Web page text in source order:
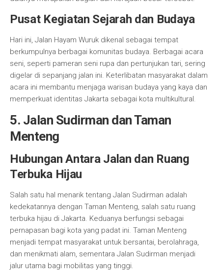
Pusat Kegiatan Sejarah dan Budaya
Hari ini, Jalan Hayam Wuruk dikenal sebagai tempat
berkumpulnya berbagai komunitas budaya. Berbagai acara
seni, seperti pameran seni rupa dan pertunjukan tari, sering
digelar di sepanjang jalan ini. Keterlibatan masyarakat dalam
acara ini membantu menjaga warisan budaya yang kaya dan
memperkuat identitas Jakarta sebagai kota multikultural.
5. Jalan Sudirman dan Taman
Menteng
Hubungan Antara Jalan dan Ruang
Terbuka Hijau
Salah satu hal menarik tentang Jalan Sudirman adalah
kedekatannya dengan Taman Menteng, salah satu ruang
terbuka hijau di Jakarta. Keduanya berfungsi sebagai
pernapasan bagi kota yang padat ini. Taman Menteng
menjadi tempat masyarakat untuk bersantai, berolahraga,
dan menikmati alam, sementara Jalan Sudirman menjadi
jalur utama bagi mobilitas yang tinggi.